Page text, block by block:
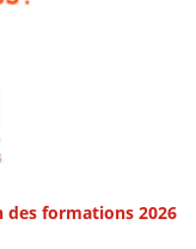
des formations 2026